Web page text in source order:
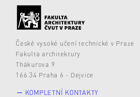
České vysoké učení technické v Praze
Fakulta architektury
Thákurova 9
166 34 Praha 6 - Dejvice
KOMPLETNÍ KONTAKTY